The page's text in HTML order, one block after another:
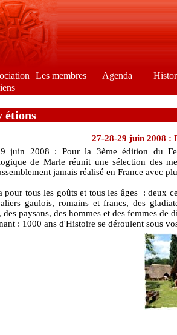
Les membres Agenda
étions
27-28-29 juin 2008 :
juin 2008 : Pour la 3ème édition du
de Marle réunit une sélection des
jamais réalisé en France avec
pour tous les goûts et tous les âges : deux
gaulois, romains et francs, des
des paysans, des hommes et des femmes
: 1000 ans d'Histoire se déroulent sous